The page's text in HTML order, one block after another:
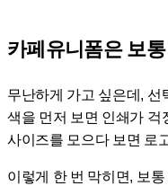
카페유니폼은 보
무난하게 가고 싶은데, 선
색을 먼저 보면 인쇄가 걱
사이즈를 모으다 보면 로
이렇게 한 번 막히면, 보